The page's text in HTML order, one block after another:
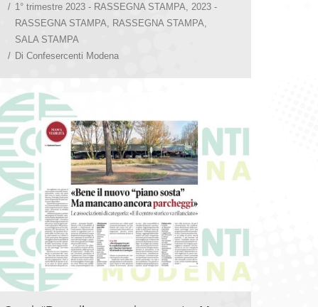
1° trimestre 2023 - RASSEGNA STAMPA
2023 -
RASSEGNA STAMPA
RASSEGNA STAMPA
SALA STAMPA
Di Confesercenti Modena